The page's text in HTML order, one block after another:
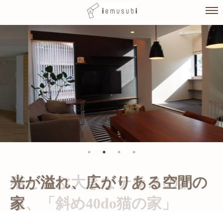
content
光が溢れ、広がりある空間の
家